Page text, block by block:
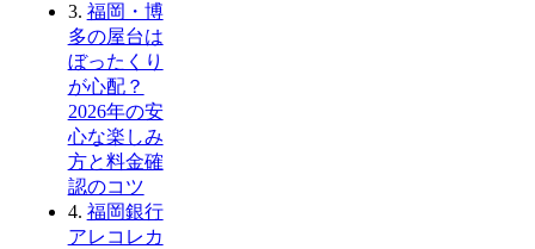
3. 福岡・博
多の屋台は
ぼったくり
が心配？
2026年の安
心な楽しみ
方と料金確
認のコツ
4. 福岡銀行
アレコレカ